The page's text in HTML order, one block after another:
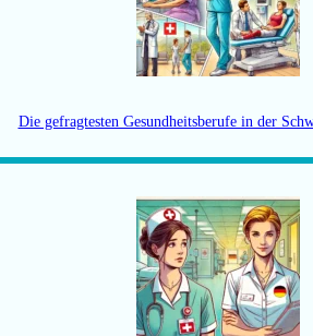
Die gefragtesten Gesundheitsberufe in der
interdisziplinären Team